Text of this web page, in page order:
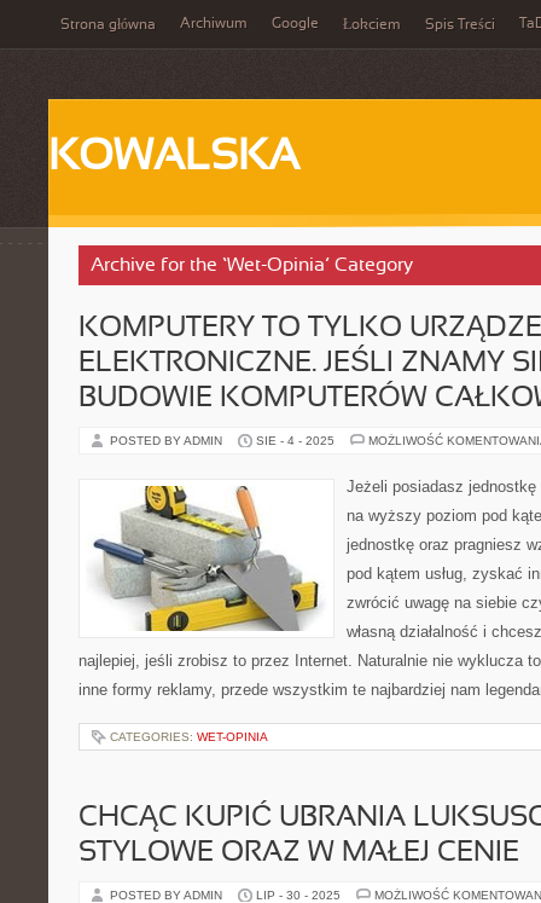
Strona główna Archiwum Google Łokciem Spis Treści
KOWALSKA
Archive for the ‘Wet-Opinia’ Category
KOMPUTERY TO TYLKO
ELEKTRONICZNE. JEŚLI ZNAMY
BUDOWIE KOMPUTERÓW
POSTED BY ADMIN SIE - 4 - 2025 MOŻLIWOŚĆ
Jeżeli posiadasz
na wyższy poziom pod
jednostkę oraz pragniesz
pod kątem usług, zyskać
zwrócić uwagę na siebie
własną działalność i
najlepiej, jeśli zrobisz to przez Internet. Naturalnie nie wyklucza
inne formy reklamy, przede wszystkim te najbardziej nam
CATEGORIES: WET-OPINIA
CHCĄC KUPIĆ UBRANIA
STYLOWE ORAZ W MAŁEJ CENIE
POSTED BY ADMIN LIP - 30 - 2025 MOŻLIWOŚĆ